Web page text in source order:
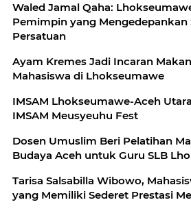
Waled Jamal Qaha:
Pemimpin yang Mengedepankan
Persatuan
Ayam Kremes Jadi Incaran
Mahasiswa di Lhokseumawe
IMSAM Lhokseumawe-Aceh
IMSAM Meusyeuhu Fest
Dosen Umuslim Beri Pelatihan
Budaya Aceh untuk Guru SLB
Tarisa Salsabilla Wibowo,
yang Memiliki Sederet Prestasi